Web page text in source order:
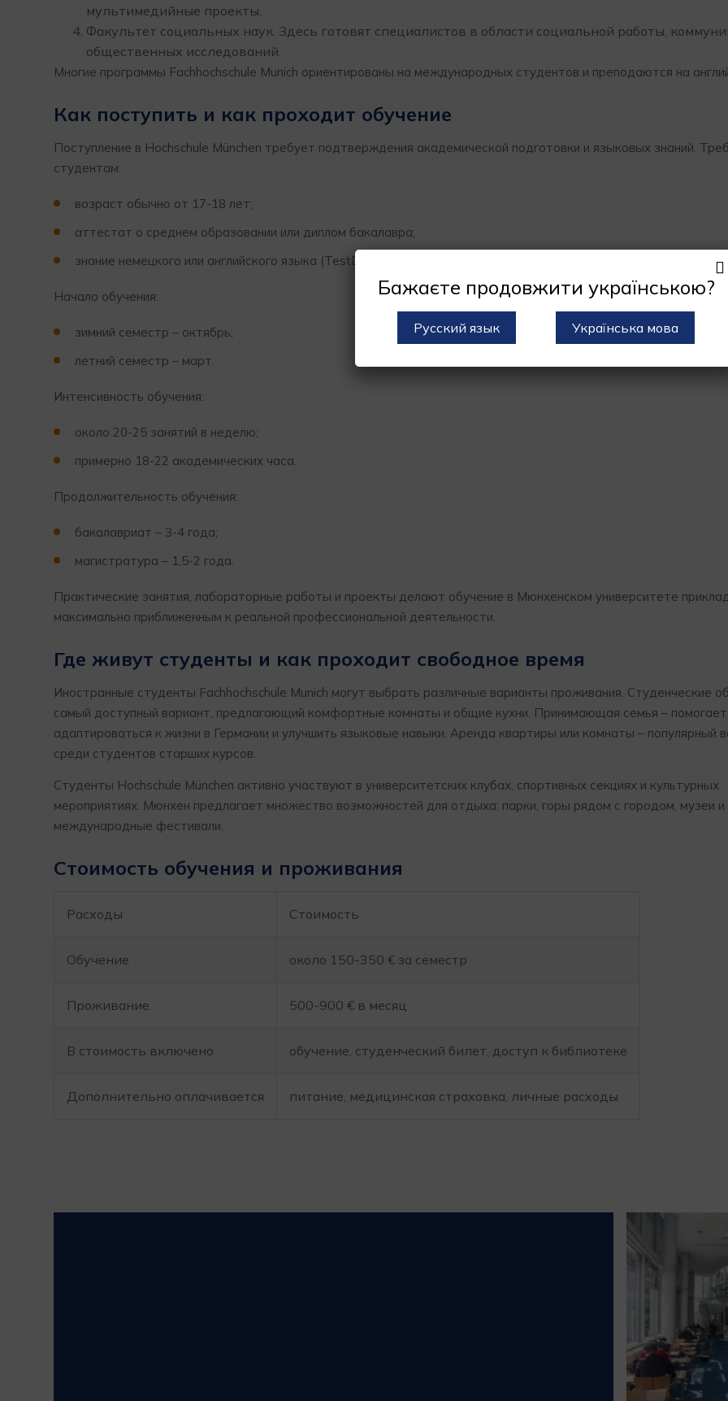
мультимедийные проекты.
Факультет социальных наук. Здесь готовят специалистов в области социальной работы,
общественных исследований.
Многие программы Fachhochschule Munich ориентированы на международных студентов и преподаются на
Как поступить и как проходит обучение
Поступление в Hochschule München требует подтверждения академической подготовки и языковых знаний.
студентам:
возраст обычно от 17-18 лет;
аттестат о среднем образовании или диплом бакалавра;
знание немецкого или английского языка (TestDaF, IELTS, TOEFL).
Начало обучения:
зимний семестр – октябрь;
летний семестр – март.
Интенсивность обучения:
около 20-25 занятий в неделю;
примерно 18-22 академических часа.
Продолжительность обучения:
бакалавриат – 3-4 года;
магистратура – 1,5-2 года.
Практические занятия, лабораторные работы и проекты делают обучение в Мюнхенском университете
максимально приближенным к реальной профессиональной деятельности.
Где живут студенты и как проходит свободное время
Иностранные студенты Fachhochschule Munich могут выбрать различные варианты проживания. Студенческие
самый доступный вариант, предлагающий комфортные комнаты и общие кухни. Принимающая семья –
адаптироваться к жизни в Германии и улучшить языковые навыки. Аренда квартиры или комнаты – популярный
среди студентов старших курсов.
Студенты Hochschule München активно участвуют в университетских клубах, спортивных секциях и культурных
мероприятиях. Мюнхен предлагает множество возможностей для отдыха: парки, горы рядом с городом, музеи и
международные фестивали.
Стоимость обучения и проживания
Расходы Стоимость
Обучение около 150-350 € за семестр
Проживание 500-900 € в месяц
В стоимость включено обучение, студенческий билет, доступ к библиотеке
Дополнительно оплачивается питание, медицинская страховка, личные расходы
Бажаєте продовжити українською?
Русский язык Українська мова